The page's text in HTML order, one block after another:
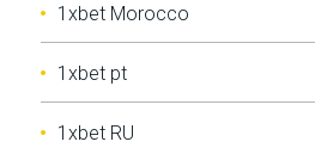
1xbet Morocco
1xbet pt
1xbet RU